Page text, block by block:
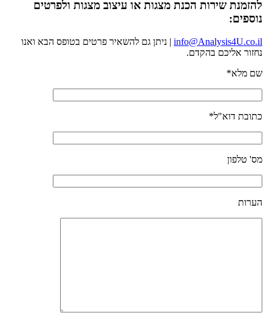
להזמנת שירות הכנת מצגות או עיצוב מצגות ולפרטים
נוספים:
info@Analysis4U.co.il | ניתן גם להשאיר פרטים בטופס הבא ואנו
נחזור אליכם בהקדם.
שם מלא*
כתובת דוא"ל*
מס' טלפון
הערות